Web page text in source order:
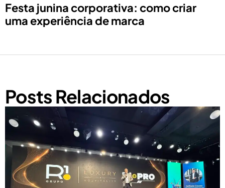
Festa junina corporativa: como criar
uma experiência de marca
Posts Relacionados